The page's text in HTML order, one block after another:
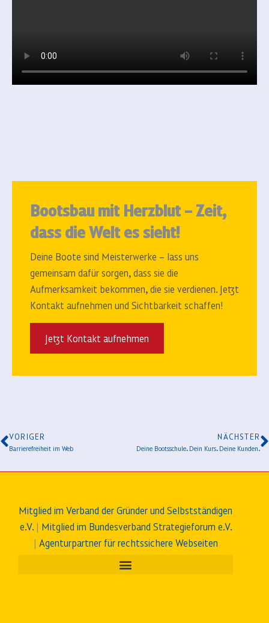
Bootsbau mit Herzblut – Zeit,
dass die Welt es sieht!
Deine Boote sind Meisterwerke – lass uns
gemeinsam dafür sorgen, dass sie die
Aufmerksamkeit bekommen, die sie verdienen. Jetzt
Kontakt aufnehmen und Sichtbarkeit schaffen!
Jetzt Kontakt aufnehmen
VORIGER
Barrierefreiheit im Web
NÄCHSTER
Deine Bootsschule. Dein Kurs. Deine Kunden.
Mitglied im Verband der Gründer und Selbstständigen
e.V.| Mitglied im Bundesverband Strategieforum e.V.
| Agenturpartner für rechtssichere Webseiten